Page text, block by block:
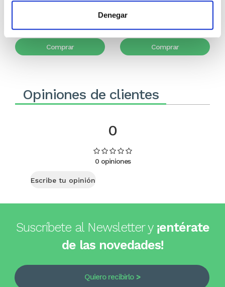
Denegar
Comprar
Comprar
Opiniones de clientes
0
0 opiniones
Escribe tu opinión
Suscríbete al Newsletter y ¡entérate
de las novedades!
Quiero recibirlo